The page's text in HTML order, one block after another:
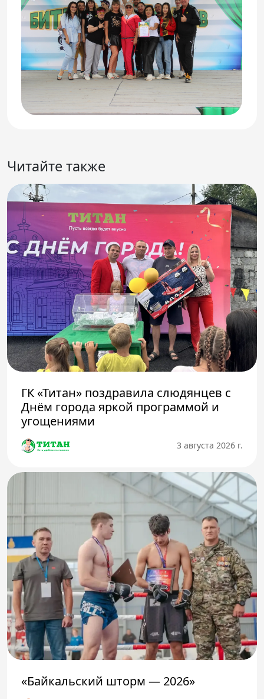
Читайте также
ГК «Титан» поздравила слюдянцев с
Днём города яркой программой и
угощениями
3 августа 2026 г.
«Байкальский шторм — 2026»